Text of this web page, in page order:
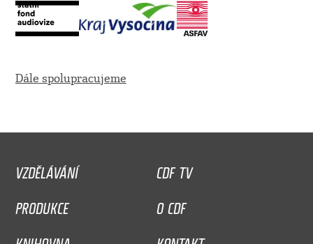
Dále spolupracujeme
VZDĚLÁVÁNÍ
CDF TV
PRODUKCE
O CDF